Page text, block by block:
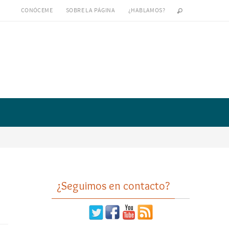
CONÓCEME SOBRE LA PÁGINA ¿HABLAMOS?
¿Seguimos en contacto?